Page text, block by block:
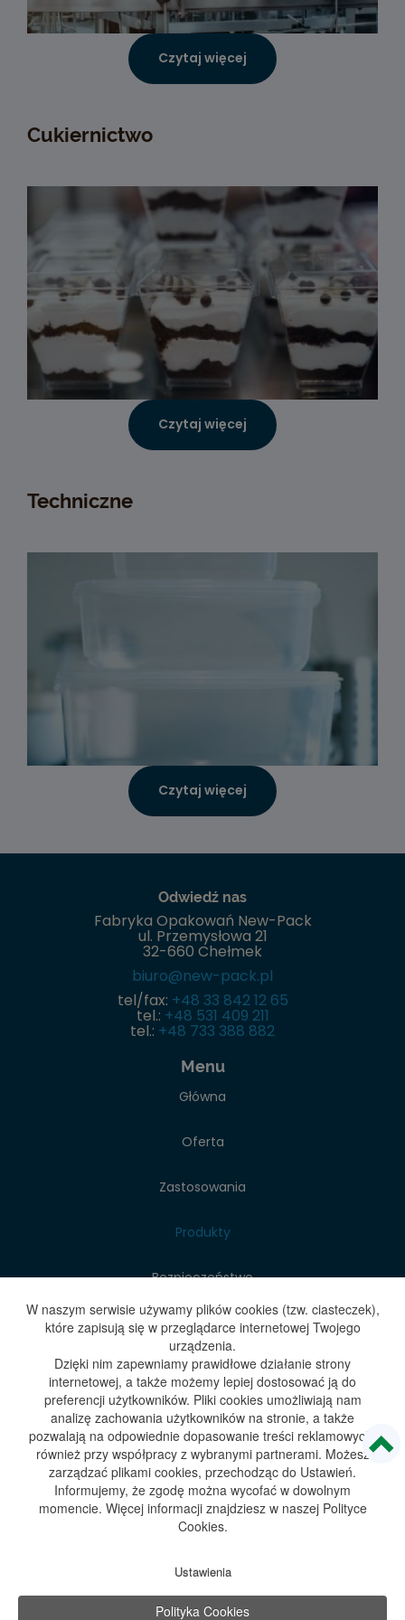
Czytaj więcej
Cukiernictwo
Czytaj więcej
Techniczne
Czytaj więcej
Odwiedź nas
Fabryka Opakowań New-Pack
ul. Przemysłowa 21
32-660 Chełmek
biuro@new-pack.pl
tel/fax: +48 33 842 12 65
tel.: +48 531 409 211
tel.: +48 733 388 882
Menu
Główna
Oferta
Zastosowania
Produkty
Bezpieczeństwo
O firmie
Blog
Kontakt
Polityka prywatności
Polityka Cookies
W naszym serwisie używamy plików cookies (tzw. ciasteczek),
które zapisują się w przeglądarce internetowej Twojego
urządzenia.
Dzięki nim zapewniamy prawidłowe działanie strony
internetowej, a także możemy lepiej dostosować ją do
preferencji użytkowników. Pliki cookies umożliwiają nam
analizę zachowania użytkowników na stronie, a także
pozwalają na odpowiednie dopasowanie treści reklamowych,
również przy współpracy z wybranymi partnerami. Możesz
zarządzać plikami cookies, przechodząc do Ustawień.
Informujemy, że zgodę można wycofać w dowolnym
momencie. Więcej informacji znajdziesz w naszej Polityce
Cookies.
Ustawienia
Polityka Cookies